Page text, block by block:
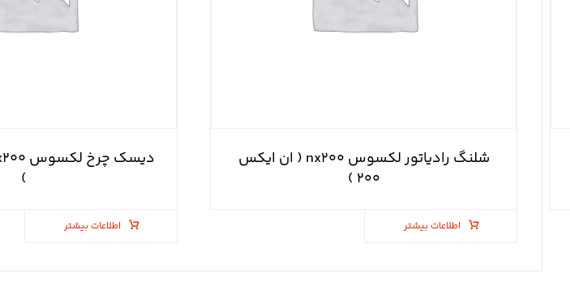
شلنگ رادیاتور لکسوس nx۲۰۰ ( ان ایکس
۲۰۰ )
اطلاعات بیشتر
)
اطلاعات بیشتر